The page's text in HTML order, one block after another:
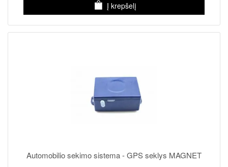
Į krepšelį
Automobilio sekimo sistema - GPS seklys MAGNET